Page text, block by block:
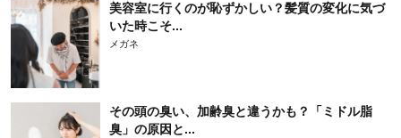
美容室に行くのが恥ずかしい？髪質の変化に気づ
いた時こそ...
メガネ
その頭の臭い、加齢臭と違うかも？「ミドル脂
臭」の原因と...